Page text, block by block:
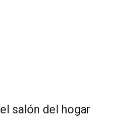
salón del hogar